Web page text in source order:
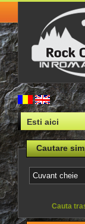
Esti aici
Cautare
Cauta